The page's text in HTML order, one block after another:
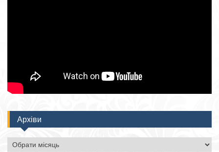
Архіви
Архіви